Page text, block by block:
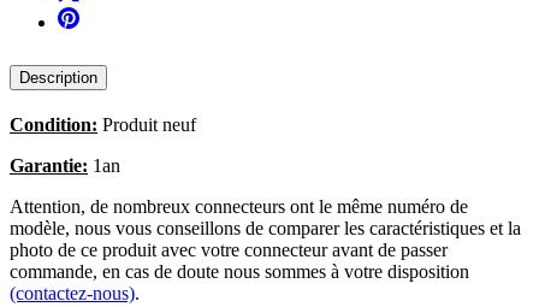
Description
Condition: Produit neuf
Garantie: 1an
Attention, de nombreux connecteurs ont le même numéro de
modèle, nous vous conseillons de comparer les caractéristiques et la
photo de ce produit avec votre connecteur avant de passer
commande, en cas de doute nous sommes à votre disposition
(contactez-nous).